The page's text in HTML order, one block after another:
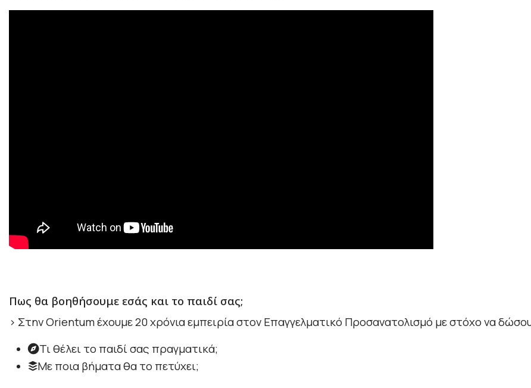
Πως θα βοηθήσουμε εσάς και το παιδί σας;
> Στην Orientum έχουμε 20 χρόνια εμπειρία στον Επαγγελματικό Προσανατολισμό με στόχο να
Τι θέλει το παιδί σας πραγματικά;
Με ποια βήματα θα το πετύχει;